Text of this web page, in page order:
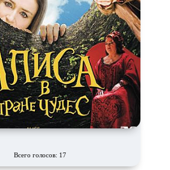
Всего голосов: 17